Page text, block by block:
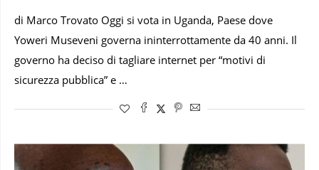
di Marco Trovato Oggi si vota in Uganda, Paese dove
Yoweri Museveni governa ininterrottamente da 40 anni. Il
governo ha deciso di tagliare internet per “motivi di
sicurezza pubblica” e …